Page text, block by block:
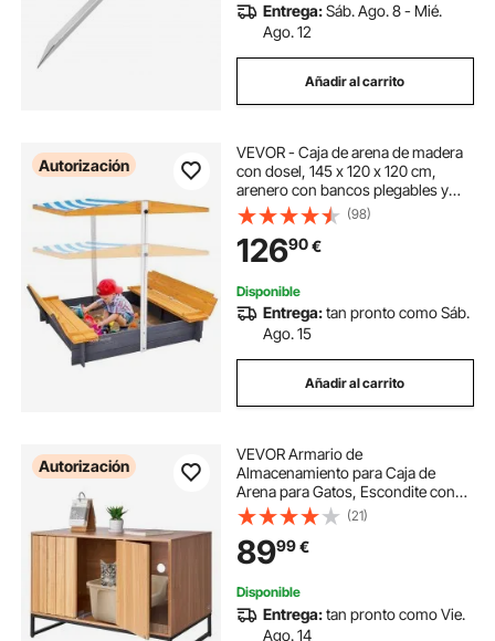
Entrega:Sáb. Ago. 8 - Mié.
Ago. 12
Añadir al carrito
Autorización
VEVOR - Caja de arena de madera
con dosel, 145 x 120 x 120 cm,
arenero con bancos plegables y
revestimiento inferior, caja de arena
de madera natural para niños para
exteriores, patio, playa, parque,
regalo para niños de 3 a 12 años
(98)
12690€
Disponible
Entrega:tan pronto como Sáb.
Ago. 15
Añadir al carrito
Autorización
VEVOR Armario de
Almacenamiento para Caja de
Arena para Gatos, Escondite con
Rascador, con Patas de Metal, Apto
para la Mayoría de Cajas de Arena,
para Sala de Estar, 80 x 51 x 56,8
cm, Madera
(21)
8999€
Disponible
Entrega:tan pronto como Vie.
Ago. 14